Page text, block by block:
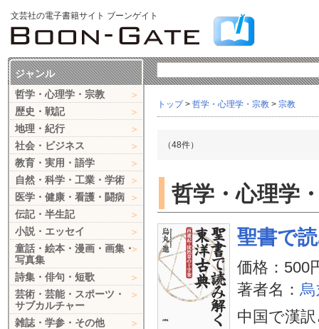
文芸社の電子書籍サイト ブーンゲイト
トップ> 哲学・心理学・宗教 > 宗教
（48件）
哲学・心理学
聖書で
価格：500
著者名： 烏
中国で漢
ジャンル
哲学・心理学・宗教
歴史・戦記
地理・紀行
社会・ビジネス
教育・実用・語学
自然・科学・工業・学術
医学・健康・看護・闘病
伝記・半生記
小説・エッセイ
童話・絵本・漫画・画集・
写真集
詩集・俳句・短歌
芸術・芸能・スポーツ・
サブカルチャー
雑誌・学参・その他